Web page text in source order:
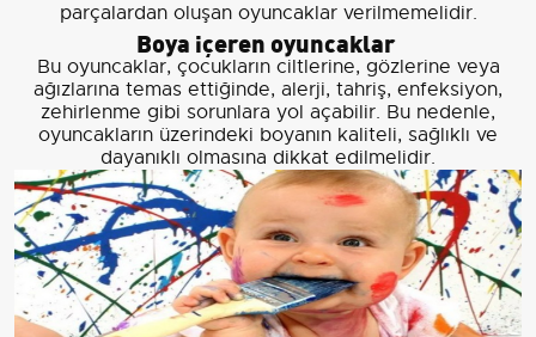
parçalardan oluşan oyuncaklar verilmemelidir.
Boya içeren oyuncaklar
Bu oyuncaklar, çocukların ciltlerine, gözlerine veya
ağızlarına temas ettiğinde, alerji, tahriş, enfeksiyon,
zehirlenme gibi sorunlara yol açabilir. Bu nedenle,
oyuncakların üzerindeki boyanın kaliteli, sağlıklı ve
dayanıklı olmasına dikkat edilmelidir.